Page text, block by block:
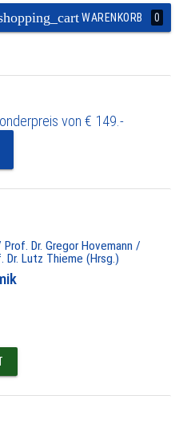
WARENKORB 0
von € 149.-
Dr. Gregor Hovemann /
Dr. Lutz Thieme (Hrsg.)